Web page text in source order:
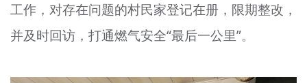
工作，对存在问题的村民家登记在册，限期整改，
并及时回访，打通燃气安全“最后一公里”。